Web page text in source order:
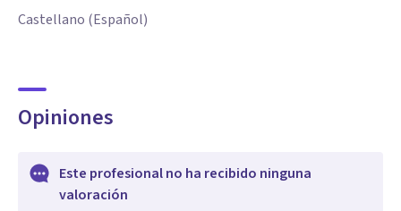
Castellano (Español)
Opiniones
Este profesional no ha recibido ninguna
valoración